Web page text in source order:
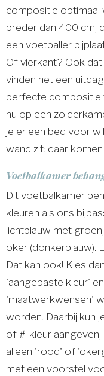
compositie optimaal
breder dan 400 cm,
een voetballer
Of vierkant? Ook
vinden het een
perfecte compositie
nu op een
je er een bed voor
wand zit: daar
Voetbalkamer
Dit voetbalkamer
kleuren als ons
lichtblauw met
oker (donkerblauw).
Dat kan ook! Kies
'aangepaste kleur'
'maatwerkwensen'
worden. Daarbij kun
of #-kleur
alleen 'rood' of
met een voorstel